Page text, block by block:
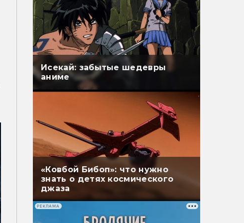
Исекай: забытые шедевры
аниме
«Ковбой Бибоп»: что нужно
знать о детях космического
джаза
РЕКЛАМА